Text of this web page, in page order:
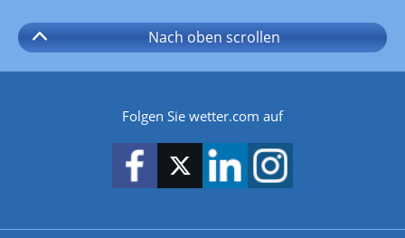
Nach oben scrollen
Folgen Sie wetter.com auf